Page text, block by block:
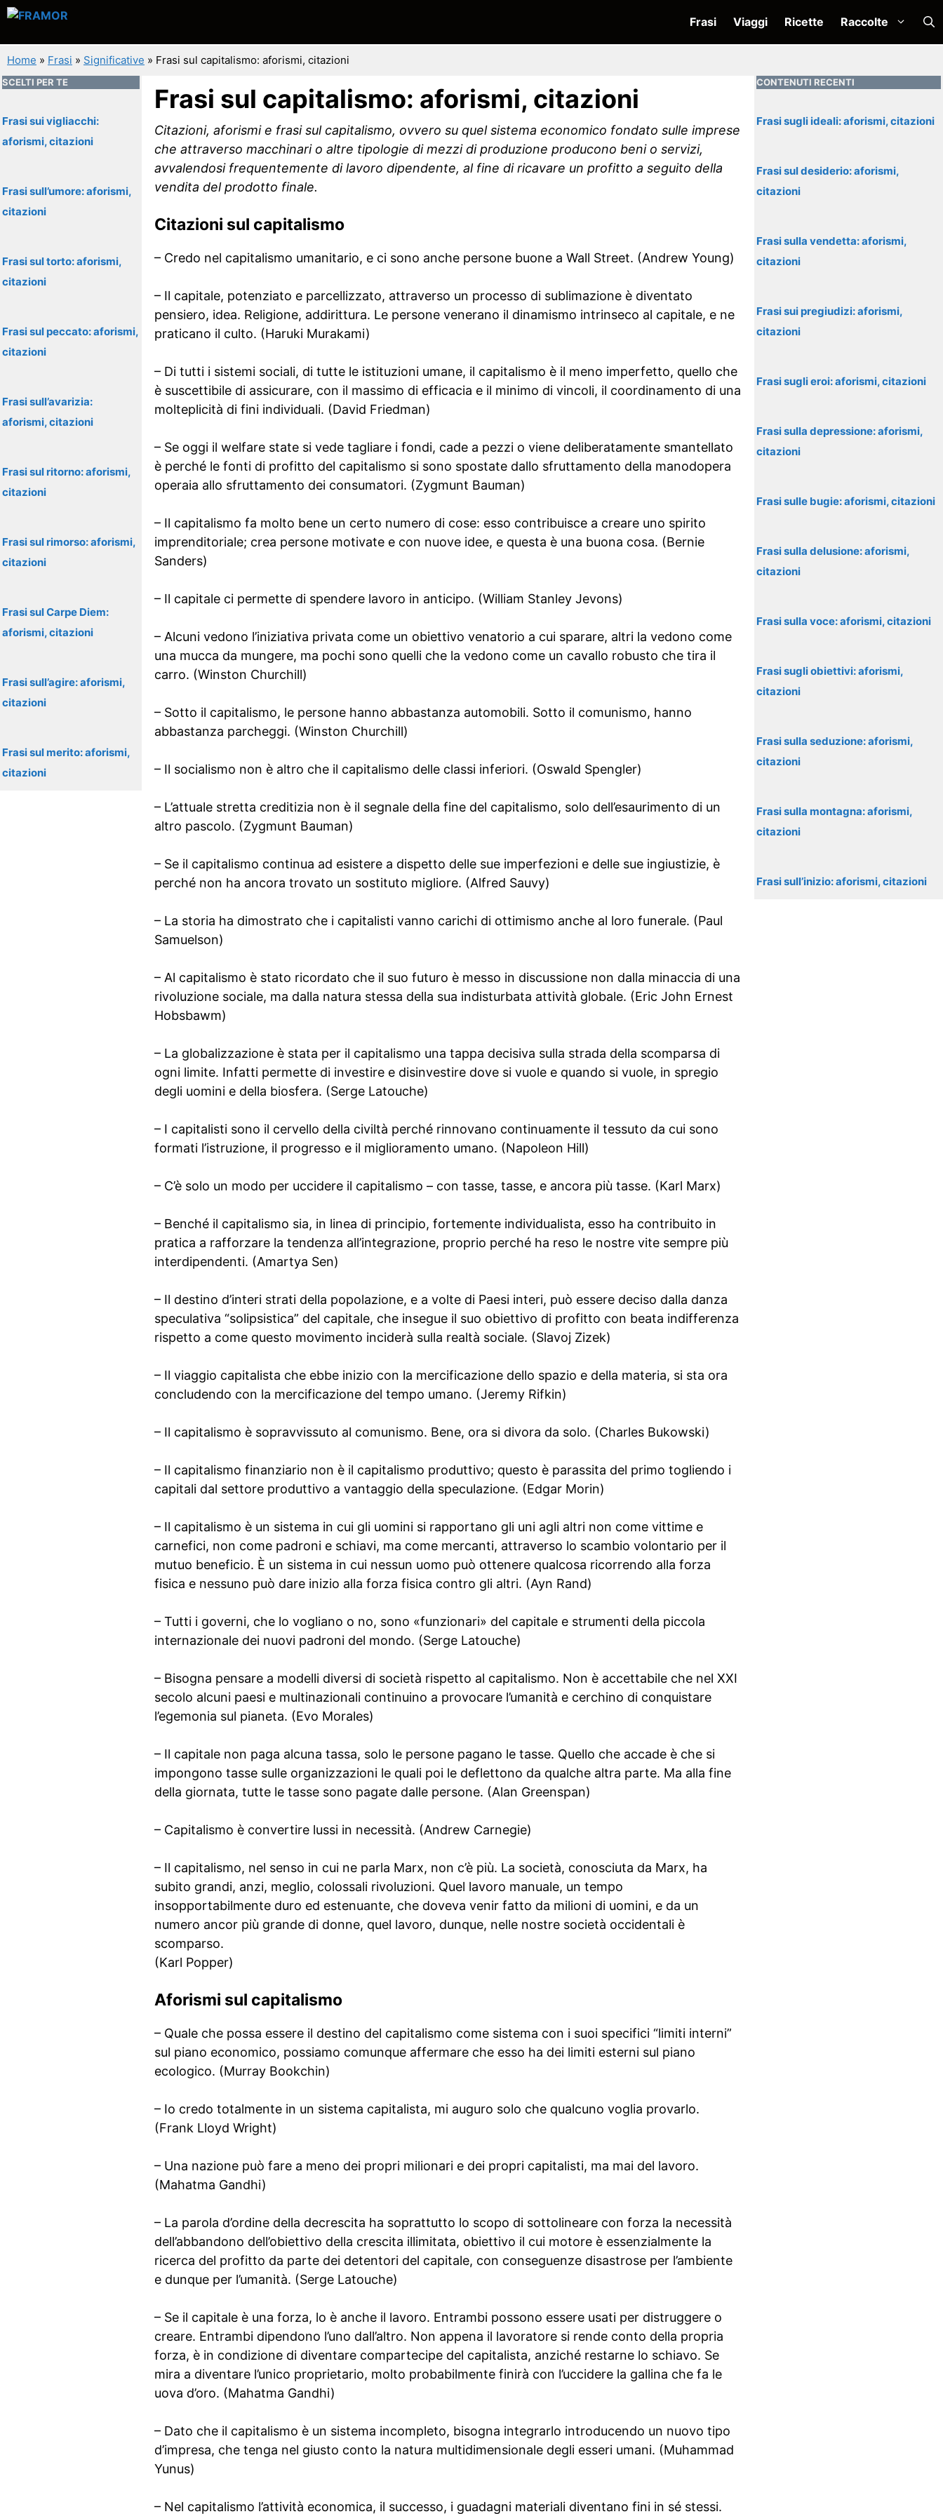
Vai
contenuto
Frasi Viaggi Ricette Raccolte
Home » Frasi » Significative » Frasi sul capitalismo: aforismi, citazioni
Frasi sul capitalismo: aforismi, citazioni
Citazioni, aforismi e frasi sul capitalismo, ovvero su quel sistema economico fondato sulle imprese
che attraverso macchinari o altre tipologie di mezzi di produzione producono beni o servizi,
avvalendosi frequentemente di lavoro dipendente, al fine di ricavare un profitto a seguito della
vendita del prodotto finale.
Citazioni sul capitalismo
– Credo nel capitalismo umanitario, e ci sono anche persone buone a Wall Street. (Andrew Young)
– Il capitale, potenziato e parcellizzato, attraverso un processo di sublimazione è diventato
pensiero, idea. Religione, addirittura. Le persone venerano il dinamismo intrinseco al capitale, e ne
praticano il culto. (Haruki Murakami)
– Di tutti i sistemi sociali, di tutte le istituzioni umane, il capitalismo è il meno imperfetto, quello che
è suscettibile di assicurare, con il massimo di efficacia e il minimo di vincoli, il coordinamento di una
molteplicità di fini individuali. (David Friedman)
– Se oggi il welfare state si vede tagliare i fondi, cade a pezzi o viene deliberatamente smantellato
è perché le fonti di profitto del capitalismo si sono spostate dallo sfruttamento della manodopera
operaia allo sfruttamento dei consumatori. (Zygmunt Bauman)
– Il capitalismo fa molto bene un certo numero di cose: esso contribuisce a creare uno spirito
imprenditoriale; crea persone motivate e con nuove idee, e questa è una buona cosa. (Bernie
Sanders)
– Il capitale ci permette di spendere lavoro in anticipo. (William Stanley Jevons)
– Alcuni vedono l’iniziativa privata come un obiettivo venatorio a cui sparare, altri la vedono come
una mucca da mungere, ma pochi sono quelli che la vedono come un cavallo robusto che tira il
carro. (Winston Churchill)
– Sotto il capitalismo, le persone hanno abbastanza automobili. Sotto il comunismo, hanno
abbastanza parcheggi. (Winston Churchill)
– Il socialismo non è altro che il capitalismo delle classi inferiori. (Oswald Spengler)
– L’attuale stretta creditizia non è il segnale della fine del capitalismo, solo dell’esaurimento di un
altro pascolo. (Zygmunt Bauman)
– Se il capitalismo continua ad esistere a dispetto delle sue imperfezioni e delle sue ingiustizie, è
perché non ha ancora trovato un sostituto migliore. (Alfred Sauvy)
– La storia ha dimostrato che i capitalisti vanno carichi di ottimismo anche al loro funerale. (Paul
Samuelson)
– Al capitalismo è stato ricordato che il suo futuro è messo in discussione non dalla minaccia di una
rivoluzione sociale, ma dalla natura stessa della sua indisturbata attività globale. (Eric John Ernest
Hobsbawm)
– La globalizzazione è stata per il capitalismo una tappa decisiva sulla strada della scomparsa di
ogni limite. Infatti permette di investire e disinvestire dove si vuole e quando si vuole, in spregio
degli uomini e della biosfera. (Serge Latouche)
– I capitalisti sono il cervello della civiltà perché rinnovano continuamente il tessuto da cui sono
formati l’istruzione, il progresso e il miglioramento umano. (Napoleon Hill)
– C’è solo un modo per uccidere il capitalismo – con tasse, tasse, e ancora più tasse. (Karl Marx)
– Benché il capitalismo sia, in linea di principio, fortemente individualista, esso ha contribuito in
pratica a rafforzare la tendenza all’integrazione, proprio perché ha reso le no­stre vite sempre più
interdipendenti. (Amartya Sen)
– Il destino d’interi strati della popolazione, e a volte di Paesi interi, può essere deciso dalla danza
speculativa “solipsistica” del capitale, che insegue il suo obiettivo di profitto con beata indifferenza
rispetto a come questo movimento inciderà sulla realtà sociale. (Slavoj Zizek)
– Il viaggio capitalista che ebbe inizio con la mercificazione dello spazio e della materia, si sta ora
concludendo con la mercificazione del tempo umano. (Jeremy Rifkin)
– Il capitalismo è sopravvissuto al comunismo. Bene, ora si divora da solo. (Charles Bukowski)
– Il capitalismo finanziario non è il capitalismo produttivo; questo è parassita del primo togliendo i
capitali dal settore produttivo a vantaggio della speculazione. (Edgar Morin)
– Il capitalismo è un sistema in cui gli uomini si rapportano gli uni agli altri non come vittime e
carnefici, non come padroni e schiavi, ma come mercanti, attraverso lo scambio volontario per il
mutuo beneficio. È un sistema in cui nessun uomo può ottenere qualcosa ricorrendo alla forza
fisica e nessuno può dare inizio alla forza fisica contro gli altri. (Ayn Rand)
– Tutti i governi, che lo vogliano o no, sono «funzionari» del capitale e strumenti della piccola
internazionale dei nuovi padroni del mondo. (Serge Latouche)
– Bisogna pensare a modelli diversi di società rispetto al capitalismo. Non è accettabile che nel XXI
secolo alcuni paesi e multinazionali continuino a provocare l’umanità e cerchino di conquistare
l’egemonia sul pianeta. (Evo Morales)
– Il capitale non paga alcuna tassa, solo le persone pagano le tasse. Quello che accade è che si
impongono tasse sulle organizzazioni le quali poi le deflettono da qualche altra parte. Ma alla fine
della giornata, tutte le tasse sono pagate dalle persone. (Alan Greenspan)
– Capitalismo è convertire lussi in necessità. (Andrew Carnegie)
– Il capitalismo, nel senso in cui ne parla Marx, non c’è più. La società, conosciuta da Marx, ha
subito grandi, anzi, meglio, colossali rivoluzioni. Quel lavoro manuale, un tempo
insopportabilmente duro ed estenuante, che doveva venir fatto da milioni di uomini, e da un
numero ancor più grande di donne, quel lavoro, dunque, nelle nostre società occidentali è
scomparso.
(Karl Popper)
Aforismi sul capitalismo
– Quale che possa essere il destino del capitalismo come sistema con i suoi specifici “limiti interni”
sul piano economico, possiamo comunque affermare che esso ha dei limiti esterni sul piano
ecologico. (Murray Bookchin)
– Io credo totalmente in un sistema capitalista, mi auguro solo che qualcuno voglia provarlo.
(Frank Lloyd Wright)
– Una nazione può fare a meno dei propri milionari e dei propri capitalisti, ma mai del lavoro.
(Mahatma Gandhi)
– La parola d’ordine della decrescita ha soprattutto lo scopo di sottolineare con forza la necessità
dell’abbandono dell’obiettivo della crescita illimitata, obiettivo il cui motore è essenzialmente la
ricerca del profitto da parte dei detentori del capitale, con conseguenze disastrose per l’ambiente
e dunque per l’umanità. (Serge Latouche)
– Se il capitale è una forza, lo è anche il lavoro. Entrambi possono essere usati per distruggere o
creare. Entrambi dipendono l’uno dall’altro. Non appena il lavoratore si rende conto della propria
forza, è in condizione di diventare compartecipe del capitalista, anziché restarne lo schiavo. Se
mira a diventare l’unico proprietario, molto probabilmente finirà con l’uccidere la gallina che fa le
uova d’oro. (Mahatma Gandhi)
– Dato che il capitalismo è un sistema incompleto, bisogna integrarlo introducendo un nuovo tipo
d’impresa, che tenga nel giusto conto la natura multidimensionale degli esseri umani. (Muhammad
Yunus)
– Nel capitalismo l’attività economica, il successo, i guadagni materiali diventano fini in sé stessi.
SCELTI PER TE
Frasi sui vigliacchi:
aforismi, citazioni
Frasi sull’umore: aforismi,
citazioni
Frasi sul torto: aforismi,
citazioni
Frasi sul peccato: aforismi,
citazioni
Frasi sull’avarizia:
aforismi, citazioni
Frasi sul ritorno: aforismi,
citazioni
Frasi sul rimorso: aforismi,
citazioni
Frasi sul Carpe Diem:
aforismi, citazioni
Frasi sull’agire: aforismi,
citazioni
Frasi sul merito: aforismi,
citazioni
CONTENUTI RECENTI
Frasi sugli ideali: aforismi, citazioni
Frasi sul desiderio: aforismi,
citazioni
Frasi sulla vendetta: aforismi,
citazioni
Frasi sui pregiudizi: aforismi,
citazioni
Frasi sugli eroi: aforismi, citazioni
Frasi sulla depressione: aforismi,
citazioni
Frasi sulle bugie: aforismi, citazioni
Frasi sulla delusione: aforismi,
citazioni
Frasi sulla voce: aforismi, citazioni
Frasi sugli obiettivi: aforismi,
citazioni
Frasi sulla seduzione: aforismi,
citazioni
Frasi sulla montagna: aforismi,
citazioni
Frasi sull’inizio: aforismi, citazioni